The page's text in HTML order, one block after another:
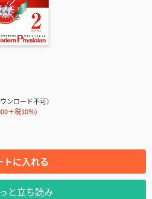
ンロード不可）
＋税10％)
トに入れる
と立ち読み